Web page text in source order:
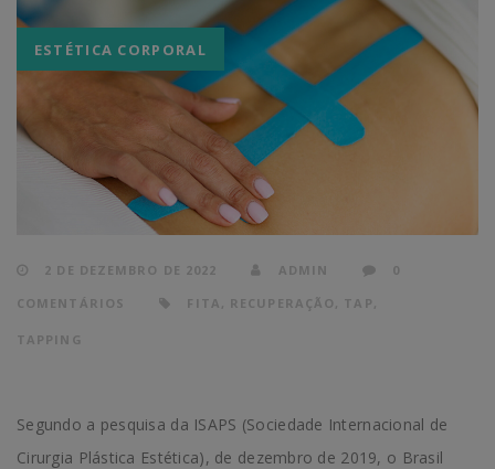
ESTÉTICA CORPORAL
2 DE DEZEMBRO DE 2022 ADMIN
0
COMENTÁRIOS
FITA , RECUPERAÇÃO , TAP ,
TAPPING
Segundo a pesquisa da ISAPS (Sociedade Internacional de
Cirurgia Plástica Estética), de dezembro de 2019, o Brasil